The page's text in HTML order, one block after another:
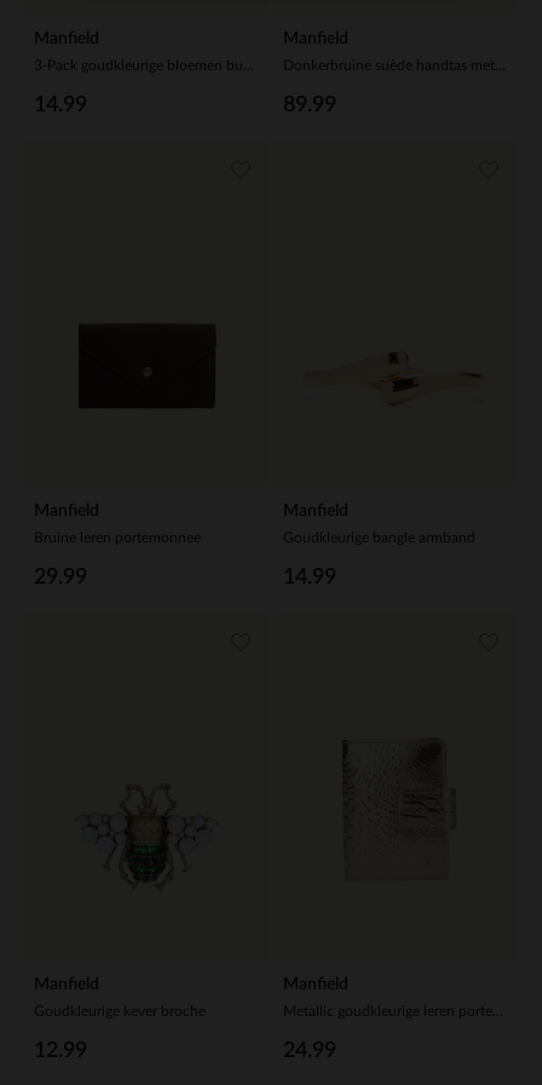
Manfield
14.99
Manfield
89.99
Manfield
Bruine leren portemonnee
29.99
Manfield
Goudkleurige bangle armband
14.99
Manfield
Goudkleurige kever broche
12.99
Manfield
24.99